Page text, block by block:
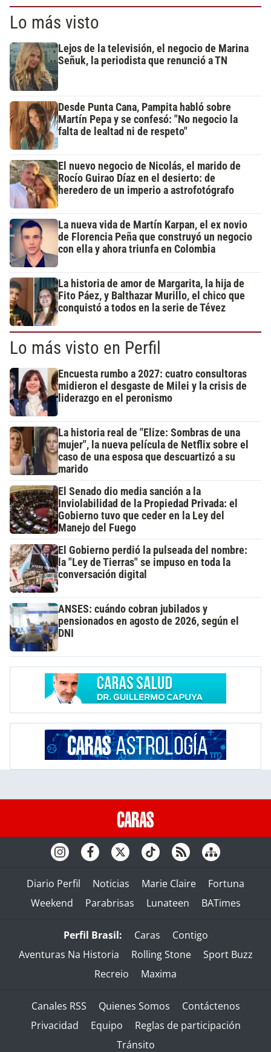
Lo más visto
Lejos de la televisión, el negocio de Marina
Señuk, la periodista que renunció a TN
Desde Punta Cana, Pampita habló sobre
Martín Pepa y se confesó: "No negocio la
falta de lealtad ni de respeto"
El nuevo negocio de Nicolás, el marido de
Rocío Guirao Díaz en el desierto: de
heredero de un imperio a astrofotógrafo
La nueva vida de Martín Karpan, el ex novio
de Florencia Peña que construyó un negocio
con ella y ahora triunfa en Colombia
La historia de amor de Margarita, la hija de
Fito Páez, y Balthazar Murillo, el chico que
conquistó a todos en la serie de Tévez
Lo más visto en Perfil
Encuesta rumbo a 2027: cuatro consultoras
midieron el desgaste de Milei y la crisis de
liderazgo en el peronismo
La historia real de "Elize: Sombras de una
mujer", la nueva película de Netflix sobre el
caso de una esposa que descuartizó a su
marido
El Senado dio media sanción a la
Inviolabilidad de la Propiedad Privada: el
Gobierno tuvo que ceder en la Ley del
Manejo del Fuego
El Gobierno perdió la pulseada del nombre:
la "Ley de Tierras" se impuso en toda la
conversación digital
ANSES: cuándo cobran jubilados y
pensionados en agosto de 2026, según el
DNI
Diario Perfil Noticias Marie Claire
Fortuna
Weekend
Parabrisas Lunateen BATimes
Perfil Brasil: Caras
Contigo
Aventuras Na Historia
Rolling Stone
Sport Buzz
Recreio
Maxima
Canales RSS Quienes Somos
Contáctenos
Privacidad
Equipo
Reglas de participación
Tránsito